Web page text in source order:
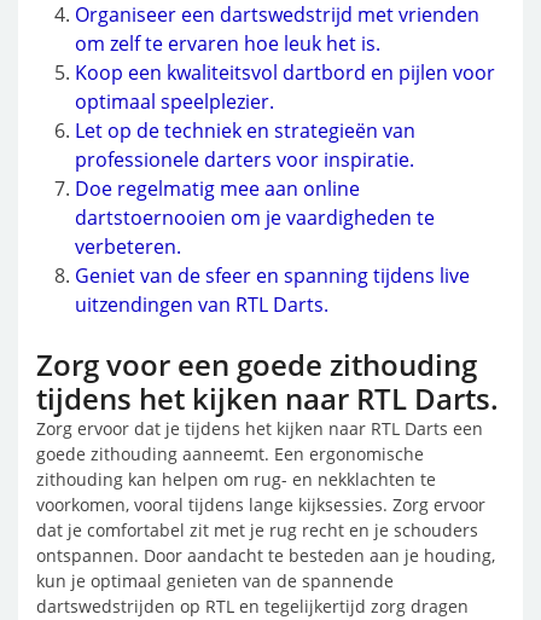
Organiseer een dartswedstrijd met vrienden
om zelf te ervaren hoe leuk het is.
Koop een kwaliteitsvol dartbord en pijlen voor
optimaal speelplezier.
Let op de techniek en strategieën van
professionele darters voor inspiratie.
Doe regelmatig mee aan online
dartstoernooien om je vaardigheden te
verbeteren.
Geniet van de sfeer en spanning tijdens live
uitzendingen van RTL Darts.
Zorg voor een goede zithouding
tijdens het kijken naar RTL Darts.
Zorg ervoor dat je tijdens het kijken naar RTL Darts een
goede zithouding aanneemt. Een ergonomische
zithouding kan helpen om rug- en nekklachten te
voorkomen, vooral tijdens lange kijksessies. Zorg ervoor
dat je comfortabel zit met je rug recht en je schouders
ontspannen. Door aandacht te besteden aan je houding,
kun je optimaal genieten van de spannende
dartswedstrijden op RTL en tegelijkertijd zorg dragen